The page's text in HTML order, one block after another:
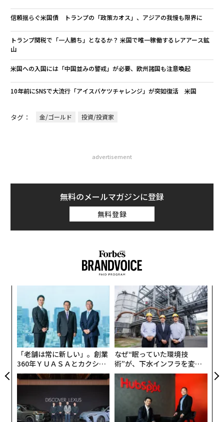
信頼揺らぐ米国債 トランプの「政策カオス」、アジアの我慢も限界に
トランプ関税で「一人勝ち」となるか？ 米国で唯一稼働するレアアース鉱
山
米国への入国には「中国並みの警戒」が必要、欧州諸国も注意喚起
10年前にSNSで大流行「アイスバケツチャレンジ」が突如復活 米国
タグ： 金/ゴールド 投資/投資家
advertisement
無料のメールマガジンに登録
無料登録
「老舗は常に新しい」。創業
360年ＹＵＡＳＡとカクシン
CEO田尻望が語る、AIを超え
る人の価値
なぜ“眠っていた環境技
術”が、下水インフラを変え
たのか──産総研×月島JFE
アクアソリューションの10年